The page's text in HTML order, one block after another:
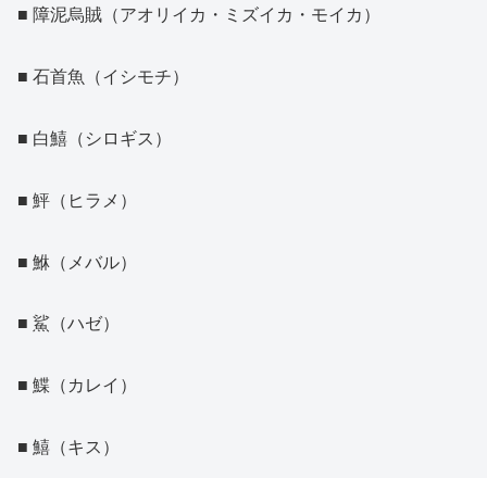
■ 障泥烏賊（アオリイカ・ミズイカ・モイカ）
■ 石首魚（イシモチ）
■ 白鱚（シロギス）
■ 鮃（ヒラメ）
■ 鮴（メバル）
■ 鯊（ハゼ）
■ 鰈（カレイ）
■ 鱚（キス）